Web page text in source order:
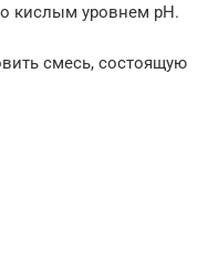
кислым уровнем рН.
смесь, состоящую